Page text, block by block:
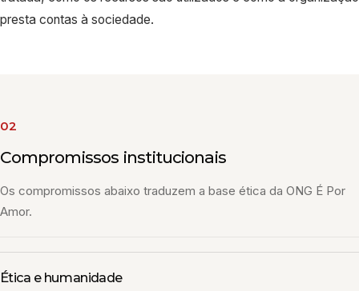
presta contas à sociedade.
02
Compromissos institucionais
Os compromissos abaixo traduzem a base ética da ONG É Por
Amor.
Ética e humanidade